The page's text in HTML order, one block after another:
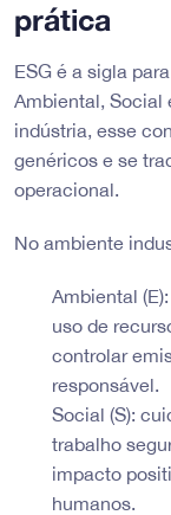
prática
ESG é a sigla para
Ambiental, Social
indústria, esse
genéricos e se
operacional.
No ambiente
Ambiental
uso de
controlar
responsável.
Social (S):
trabalho
impacto
humanos.